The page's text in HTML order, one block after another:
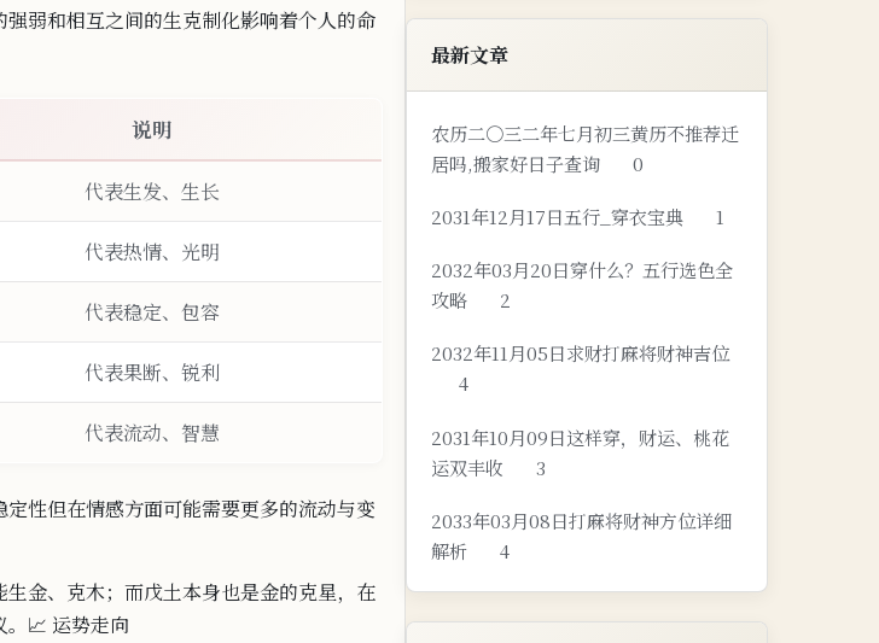
强弱和相互之间的生克制化影响着个人的命
说明
代表生发、生长
代表热情、光明
代表稳定、包容
代表果断、锐利
代表流动、智慧
定性但在情感方面可能需要更多的流动与变
生金、克木；而戊土本身也是金的克星，在
📈 运势走向
最新文章
农历二〇三二年七月初三黄历不推荐迁
居吗,搬家好日子查询
0
2031年12月17日五行_穿衣宝典 1
2032年03月20日穿什么？五行选色全
攻略
2
2032年11月05日求财打麻将财神吉位
4
2031年10月09日这样穿，财运、桃花
运双丰收
3
2033年03月08日打麻将财神方位详细
解析
4